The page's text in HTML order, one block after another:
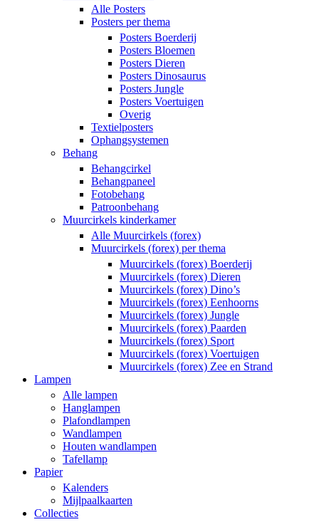
Alle Posters
Posters per thema
Posters Boerderij
Posters Bloemen
Posters Dieren
Posters Dinosaurus
Posters Jungle
Posters Voertuigen
Overig
Textielposters
Ophangsystemen
Behang
Behangcirkel
Behangpaneel
Fotobehang
Patroonbehang
Muurcirkels kinderkamer
Alle Muurcirkels (forex)
Muurcirkels (forex) per thema
Muurcirkels (forex) Boerderij
Muurcirkels (forex) Dieren
Muurcirkels (forex) Dino’s
Muurcirkels (forex) Eenhoorns
Muurcirkels (forex) Jungle
Muurcirkels (forex) Paarden
Muurcirkels (forex) Sport
Muurcirkels (forex) Voertuigen
Muurcirkels (forex) Zee en Strand
Lampen
Alle lampen
Hanglampen
Plafondlampen
Wandlampen
Houten wandlampen
Tafellamp
Papier
Kalenders
Mijlpaalkaarten
Collecties